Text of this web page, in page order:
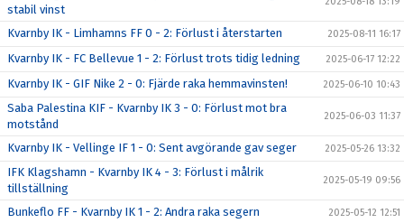
stabil vinst
Kvarnby IK - Limhamns FF 0 - 2: Förlust i återstarten 2025-08-11 16:17
Kvarnby IK - FC Bellevue 1 - 2: Förlust trots tidig ledning 2025-06-17 12:22
Kvarnby IK - GIF Nike 2 - 0: Fjärde raka hemmavinsten! 2025-06-10 10:43
Saba Palestina KIF - Kvarnby IK 3 - 0: Förlust mot bra
motstånd
2025-06-03 11:37
Kvarnby IK - Vellinge IF 1 - 0: Sent avgörande gav seger 2025-05-26 13:32
IFK Klagshamn - Kvarnby IK 4 - 3: Förlust i målrik
tillställning
2025-05-19 09:56
Bunkeflo FF - Kvarnby IK 1 - 2: Andra raka segern 2025-05-12 12:51